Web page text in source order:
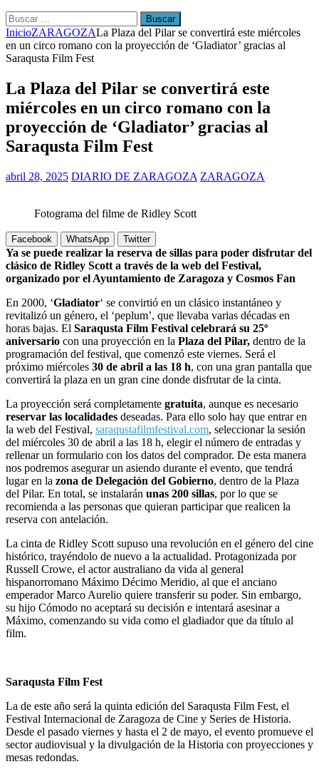
Buscar:
InicioZARAGOZALa Plaza del Pilar se convertirá este miércoles
en un circo romano con la proyección de ‘Gladiator’ gracias al
Saraqusta Film Fest
La Plaza del Pilar se convertirá este
miércoles en un circo romano con la
proyección de ‘Gladiator’ gracias al
Saraqusta Film Fest
abril 28, 2025 DIARIO DE ZARAGOZA ZARAGOZA
Fotograma del filme de Ridley Scott
Facebook WhatsApp Twitter
Ya se puede realizar la reserva de sillas para poder disfrutar del
clásico de Ridley Scott a través de la web del Festival,
organizado por el Ayuntamiento de Zaragoza y Cosmos Fan
En 2000, ‘Gladiator‘ se convirtió en un clásico instantáneo y
revitalizó un género, el ‘peplum’, que llevaba varias décadas en
horas bajas. El Saraqusta Film Festival celebrará su 25º
aniversario con una proyección en la Plaza del Pilar, dentro de la
programación del festival, que comenzó este viernes. Será el
próximo miércoles 30 de abril a las 18 h, con una gran pantalla que
convertirá la plaza en un gran cine donde disfrutar de la cinta.
La proyección será completamente gratuita, aunque es necesario
reservar las localidades deseadas. Para ello solo hay que entrar en
la web del Festival, saraqustafilmfestival.com, seleccionar la sesión
del miércoles 30 de abril a las 18 h, elegir el número de entradas y
rellenar un formulario con los datos del comprador. De esta manera
nos podremos asegurar un asiendo durante el evento, que tendrá
lugar en la zona de Delegación del Gobierno, dentro de la Plaza
del Pilar. En total, se instalarán unas 200 sillas, por lo que se
recomienda a las personas que quieran participar que realicen la
reserva con antelación.
La cinta de Ridley Scott supuso una revolución en el género del cine
histórico, trayéndolo de nuevo a la actualidad. Protagonizada por
Russell Crowe, el actor australiano da vida al general
hispanorromano Máximo Décimo Meridio, al que el anciano
emperador Marco Aurelio quiere transferir su poder. Sin embargo,
su hijo Cómodo no aceptará su decisión e intentará asesinar a
Máximo, comenzando su vida como el gladiador que da título al
film.
Saraqusta Film Fest
La de este año será la quinta edición del Saraqusta Film Fest, el
Festival Internacional de Zaragoza de Cine y Series de Historia.
Desde el pasado viernes y hasta el 2 de mayo, el evento promueve el
sector audiovisual y la divulgación de la Historia con proyecciones y
mesas redondas.